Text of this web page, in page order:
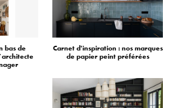
bas de
Carnet d'inspiration : nos marques
de papier peint préférées